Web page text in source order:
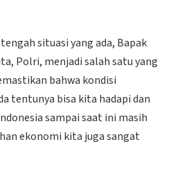
situasi yang ada, Bapak
Polri, menjadi salah satu yang
bahwa kondisi
tentunya bisa kita hadapi dan
sampai saat ini masih
ekonomi kita juga sangat